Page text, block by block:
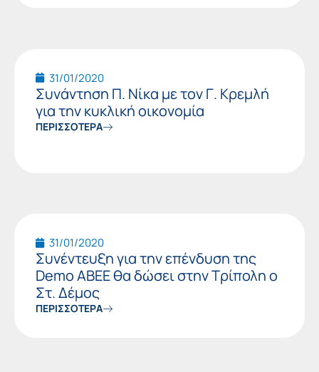
31/01/2020
Συνάντηση Π. Νίκα με τον Γ. Κρεμλή
για την κυκλική οικονομία
ΠΕΡΙΣΣΟΤΕΡΑ
31/01/2020
Συνέντευξη για την επένδυση της
Demo ΑΒΕΕ θα δώσει στην Τρίπολη ο
Στ. Δέμος
ΠΕΡΙΣΣΟΤΕΡΑ